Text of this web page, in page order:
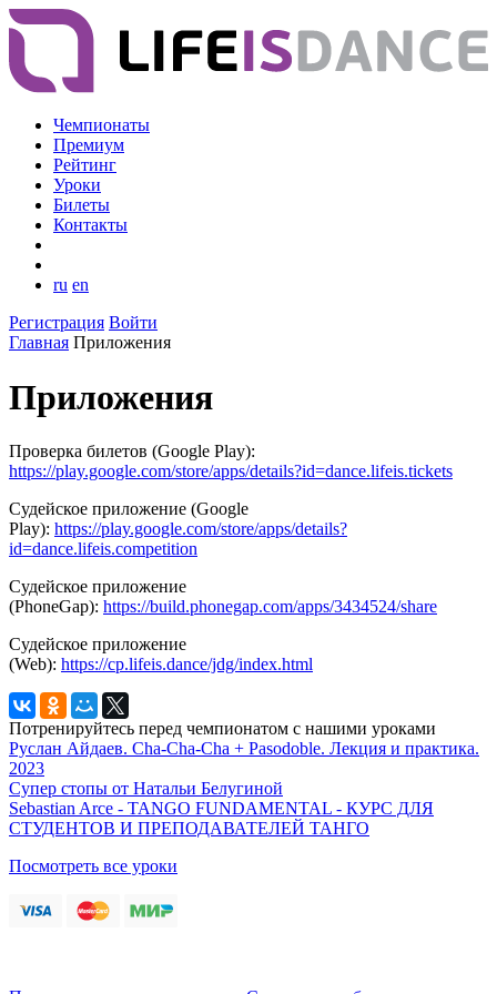
Чемпионаты
Премиум
Рейтинг
Уроки
Билеты
Контакты
ru en
Регистрация Войти
Главная Приложения
Приложения
Проверка билетов (Google Play):
https://play.google.com/store/apps/details?id=dance.lifeis.tickets
Судейское приложение (Google
Play): https://play.google.com/store/apps/details?
id=dance.lifeis.competition
Судейское приложение
(PhoneGap): https://build.phonegap.com/apps/3434524/share
Судейское приложение
(Web): https://cp.lifeis.dance/jdg/index.html
Потренируйтесь перед чемпионатом с нашими уроками
Руслан Айдаев. Cha-Cha-Cha + Pasodoble. Лекция и практика.
2023
Супер стопы от Натальи Белугиной
Sebastian Arce - TANGO FUNDAMENTAL - КУРС ДЛЯ
СТУДЕНТОВ И ПРЕПОДАВАТЕЛЕЙ ТАНГО
Посмотреть все уроки